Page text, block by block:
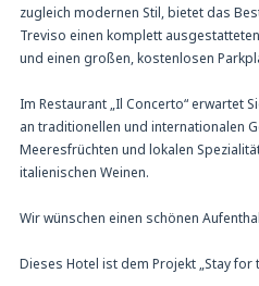
zugleich modernen Stil, bietet das
Treviso einen komplett
und einen großen, kostenlosen
Im Restaurant „Il Concerto“ erwartet
an traditionellen und internationalen
Meeresfrüchten und lokalen
italienischen Weinen.
Wir wünschen einen schönen
Dieses Hotel ist dem Projekt „Stay for